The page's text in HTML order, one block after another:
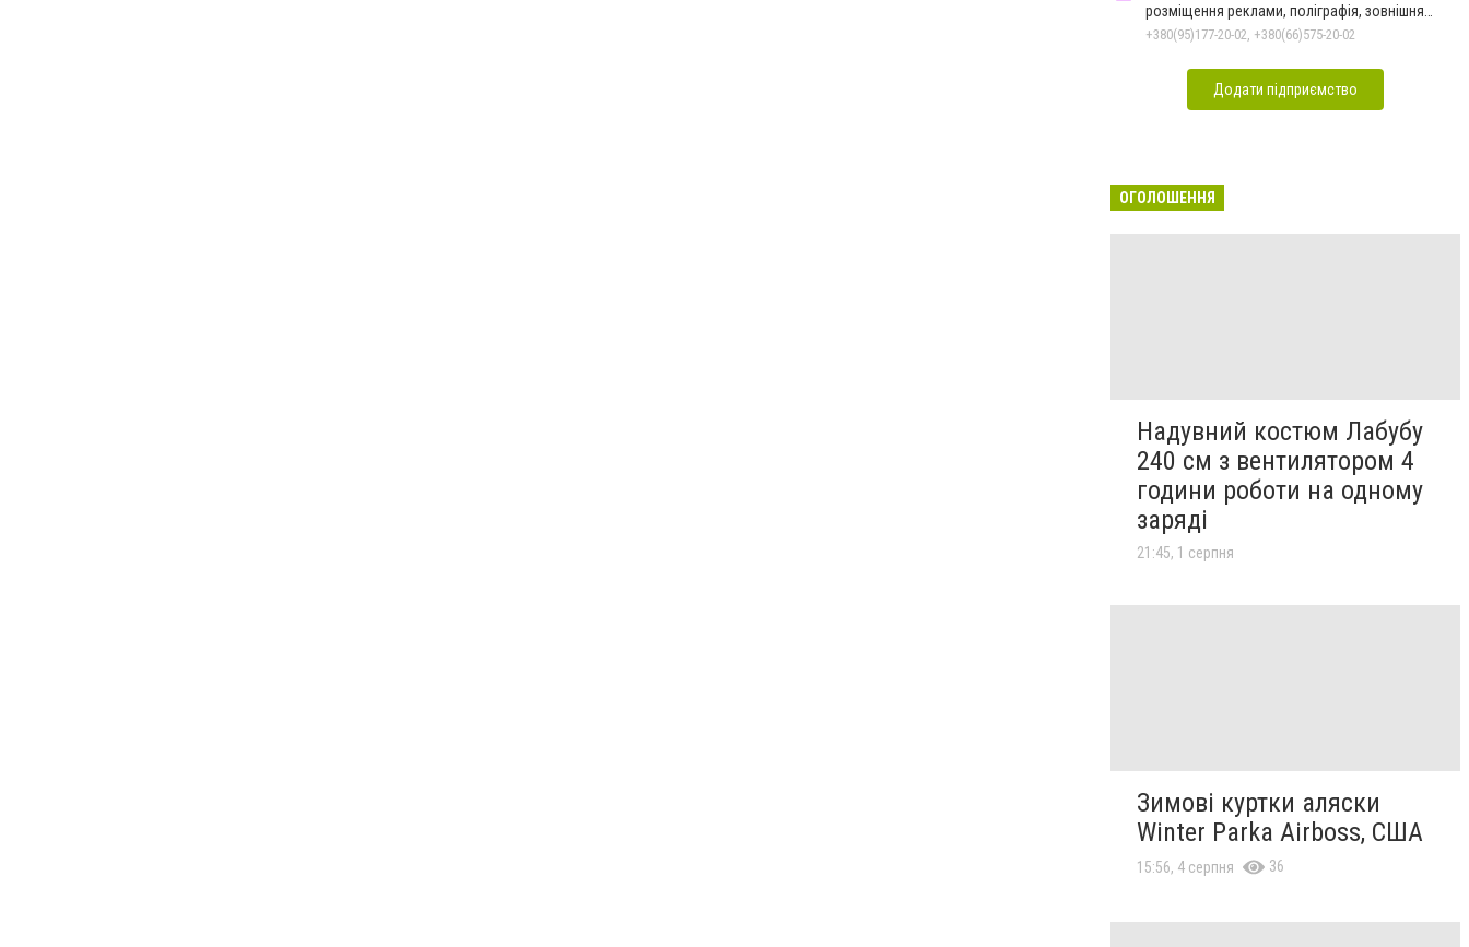
розміщення реклами, поліграфія, зовнішня
реклама
+380(95)177-20-02, +380(66)575-20-02
Додати підприємство
ОГОЛОШЕННЯ
Надувний костюм Лабубу
240 см з вентилятором 4
години роботи на одному
заряді
21:45, 1 серпня
Зимові куртки аляски
Winter Parka Airboss, США
15:56, 4 серпня 36